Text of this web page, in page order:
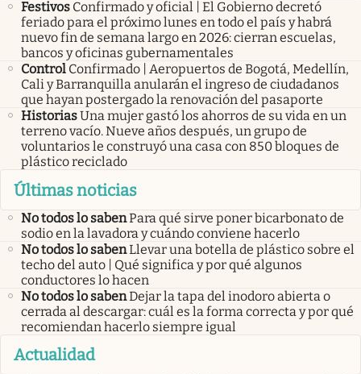
Festivos Confirmado y oficial | El Gobierno decretó
feriado para el próximo lunes en todo el país y habrá
nuevo fin de semana largo en 2026: cierran escuelas,
bancos y oficinas gubernamentales
Control Confirmado | Aeropuertos de Bogotá, Medellín,
Cali y Barranquilla anularán el ingreso de ciudadanos
que hayan postergado la renovación del pasaporte
HistoriasUna mujer gastó los ahorros de su vida en un
terreno vacío. Nueve años después, un grupo de
voluntarios le construyó una casa con 850 bloques de
plástico reciclado
Últimas noticias
No todos lo sabenPara qué sirve poner bicarbonato de
sodio en la lavadora y cuándo conviene hacerlo
No todos lo sabenLlevar una botella de plástico sobre el
techo del auto | Qué significa y por qué algunos
conductores lo hacen
No todos lo sabenDejar la tapa del inodoro abierta o
cerrada al descargar: cuál es la forma correcta y por qué
recomiendan hacerlo siempre igual
Actualidad